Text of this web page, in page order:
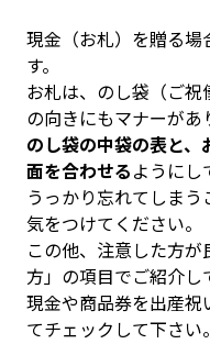
現金（お札）を贈る
す。
お札は、のし袋（ご
の向きにもマナーがあ
のし袋の中袋の表と
面を合わせるようにし
うっかり忘れてしま
気をつけてください。
この他、注意した方
方」の項目でご紹介し
現金や商品券を出産
てチェックして下さい。